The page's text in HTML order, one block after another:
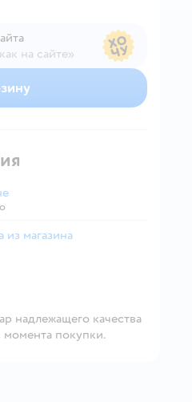
на сайте»
из магазина
надлежащего качества
покупки.